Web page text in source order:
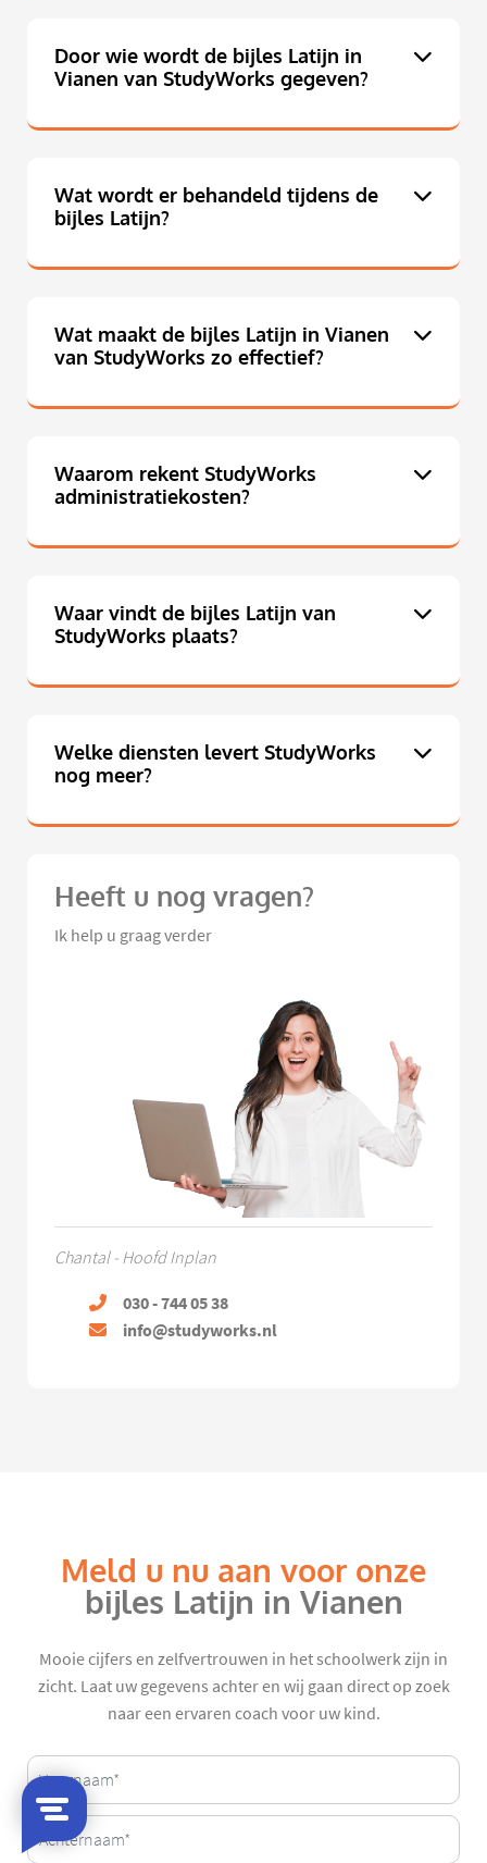
Door wie wordt de bijles Latijn in
Vianen van StudyWorks gegeven?
Wat wordt er behandeld tijdens de
bijles Latijn?
Wat maakt de bijles Latijn in Vianen
van StudyWorks zo effectief?
Waarom rekent StudyWorks
administratiekosten?
Waar vindt de bijles Latijn van
StudyWorks plaats?
Welke diensten levert StudyWorks
nog meer?
Heeft u nog vragen?
Ik help u graag verder
Chantal - Hoofd Inplan
030 - 744 05 38
info@studyworks.nl
Meld u nu aan voor onze
bijles Latijn in Vianen
Mooie cijfers en zelfvertrouwen in het schoolwerk zijn in
zicht. Laat uw gegevens achter en wij gaan direct op zoek
naar een ervaren coach voor uw kind.